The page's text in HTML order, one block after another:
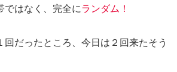
ではなく、完全にランダム！
だったところ、今日は２回来たそう